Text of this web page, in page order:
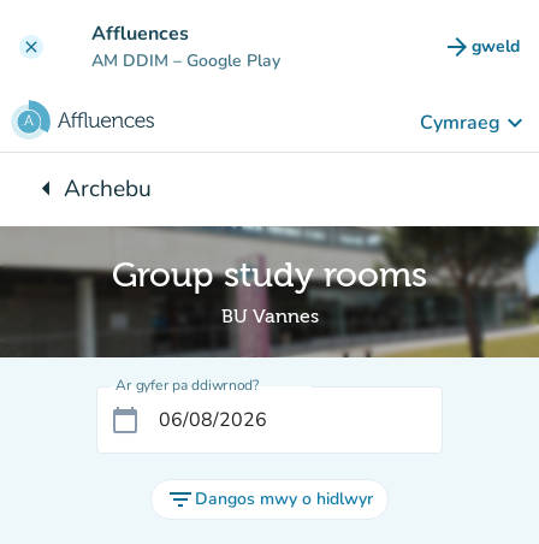
clear Affluences
AM DDIM – Google Play arrow_forward gweld
(tab
Cymraeg keyboard_arrow_down
arrow_leftYn ôl i:
Archebu
Group study rooms
BU Vannes
Ar gyfer pa ddiwrnod?
calendar_today
filter_list Dangos mwy o hidlwyr